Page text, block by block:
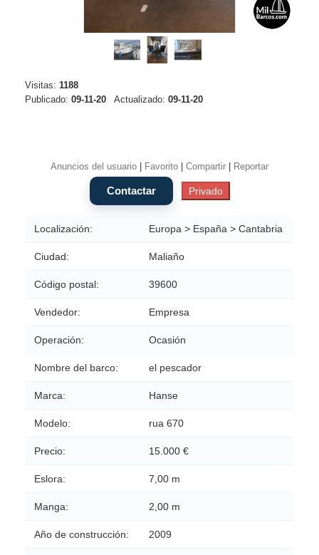
Visitas: 1188
Publicado: 09-11-20 Actualizado: 09-11-20
Anuncios del usuario Favorito Compartir Reportar
Localización: Europa > España > Cantabria
Ciudad: Maliaño
Código postal: 39600
Vendedor: Empresa
Operación: Ocasión
Nombre del barco: el pescador
Marca: Hanse
Modelo: rua 670
Precio: 15.000 €
Eslora: 7,00 m
Manga: 2,00 m
Año de construcción: 2009